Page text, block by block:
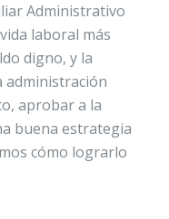
Administrativo
laboral más
digno, y la
administración
aprobar a la
buena estrategia
cómo lograrlo